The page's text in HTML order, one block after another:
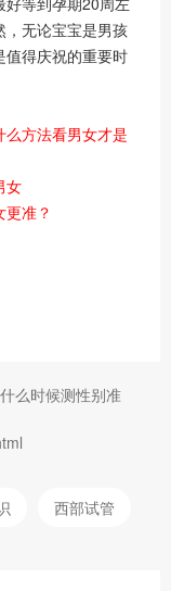
，无论宝宝是男孩
值得庆祝的重要时
方法看男女才是
女
准？
么时候测性别准
西部试管